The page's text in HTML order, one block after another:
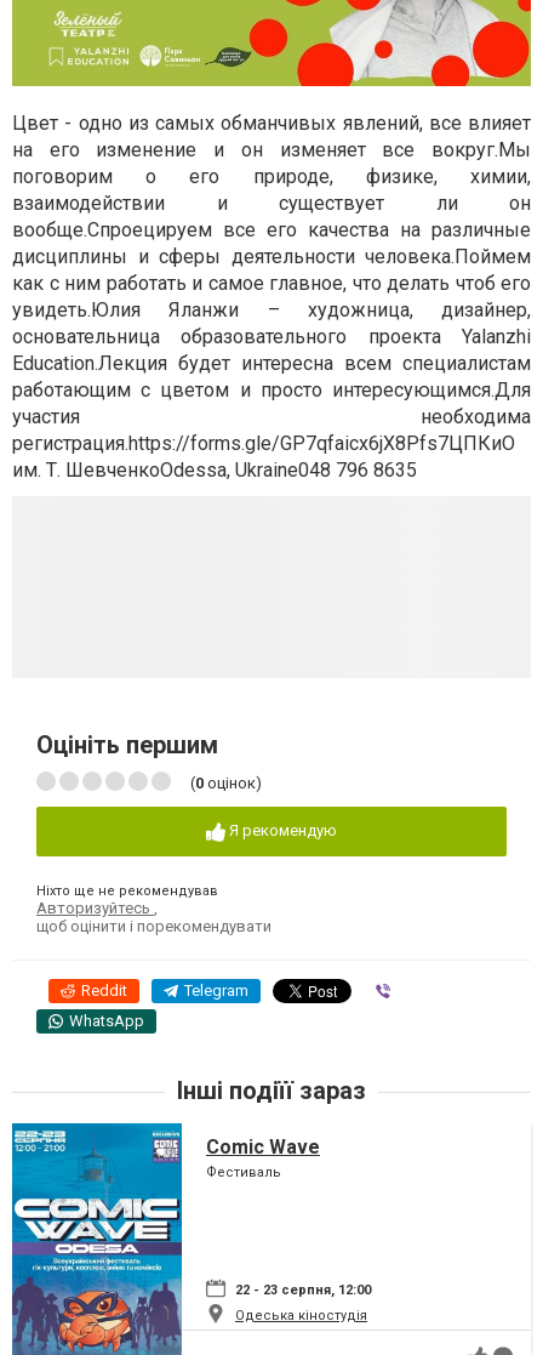
Цвет - одно из самых обманчивых явлений, все влияет
на его изменение и он изменяет все вокруг.Мы
поговорим о его природе, физике, химии,
взаимодействии и существует ли он
вообще.Спроецируем все его качества на различные
дисциплины и сферы деятельности человека.Поймем
как с ним работать и самое главное, что делать чтоб его
увидеть.Юлия Яланжи – художница, дизайнер,
основательница образовательного проекта Yalanzhi
Education.Лекция будет интересна всем специалистам
работающим с цветом и просто интересующимся.Для
участия необходима
регистрация.https://forms.gle/GP7qfaicx6jX8Pfs7ЦПКиО
им. Т. ШевченкоOdessa, Ukraine048 796 8635
Оцініть першим
(0 оцінок)
Я рекомендую
Ніхто ще не рекомендував
Авторизуйтесь
щоб оцінити і порекомендувати
Reddit Telegram
WhatsApp
Інші подіїї зараз
Comic Wave
Фестиваль
22 - 23 серпня, 12:00
Одеська кіностудія